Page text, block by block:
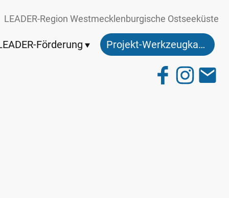
LEADER-Region Westmecklenburgische Ostseeküste
Förderung Projekt-Werkzeugkasten